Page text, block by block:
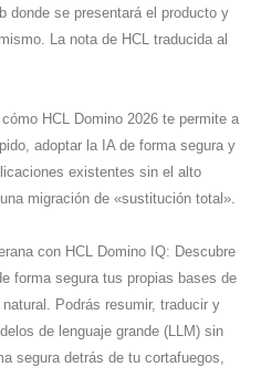
donde se presentará el producto y
La nota de HCL traducida al
HCL Domino 2026 te permite a
adoptar la IA de forma segura y
existentes sin el alto
migración de «sustitución total».
con HCL Domino IQ: Descubre
forma segura tus propias bases de
Podrás resumir, traducir y
de lenguaje grande (LLM) sin
segura detrás de tu cortafuegos,